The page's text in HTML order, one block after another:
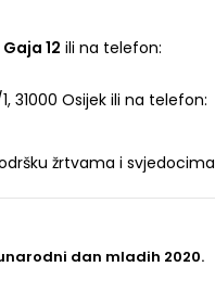
12 ili na telefon:
31000 Osijek ili na telefon:
žrtvama i svjedocima
dan mladih 2020.